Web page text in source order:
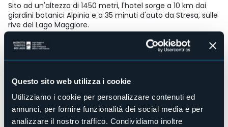
Questo sito web utilizza i cookie
Utilizziamo i cookie per personalizzare contenuti ed
annunci, per fornire funzionalità dei social media e per
analizzare il nostro traffico. Condividiamo inoltre
Sito ad un'altezza di 1450 metri, l'hotel sorge a 10 km dai
giardini botanici Alpinia e a 35 minuti d'auto da Stresa, sulle
rive del Lago Maggiore.
No
Centro benessere
Sala congressi
No
Piscina
No